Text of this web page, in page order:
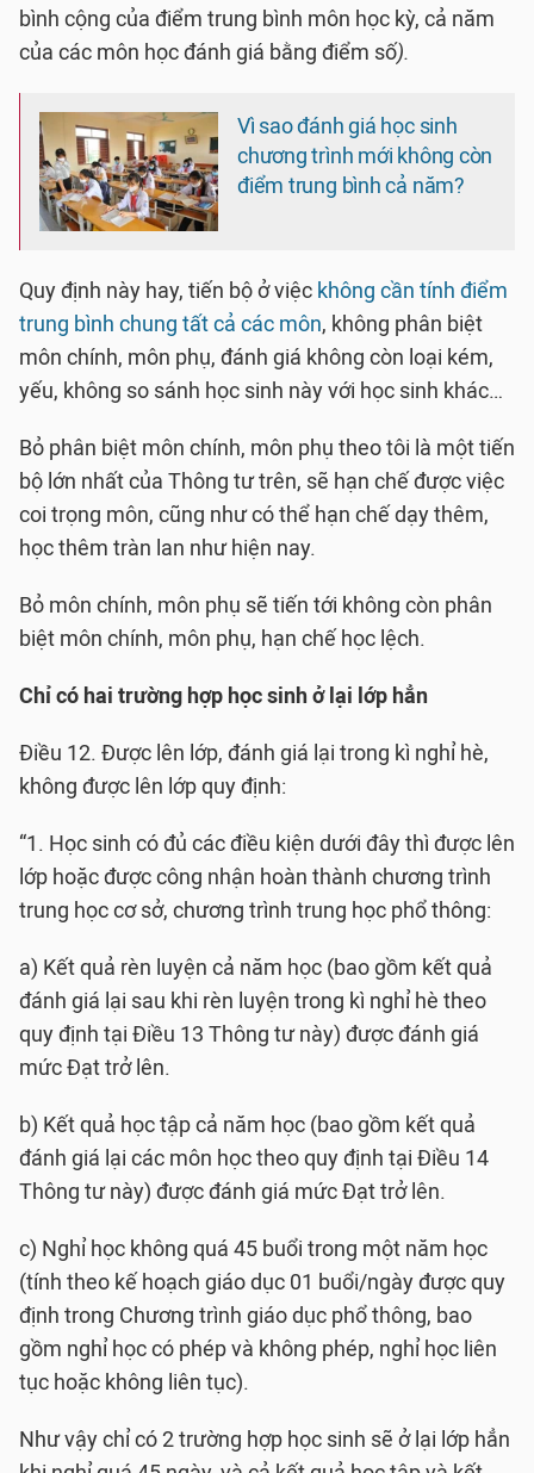
bình cộng của điểm trung bình môn học kỳ, cả năm
của các môn học đánh giá bằng điểm số).
Vì sao đánh giá học sinh
chương trình mới không còn
điểm trung bình cả năm?
Quy định này hay, tiến bộ ở việc không cần tính điểm
trung bình chung tất cả các môn, không phân biệt
môn chính, môn phụ, đánh giá không còn loại kém,
yếu, không so sánh học sinh này với học sinh khác…
Bỏ phân biệt môn chính, môn phụ theo tôi là một tiến
bộ lớn nhất của Thông tư trên, sẽ hạn chế được việc
coi trọng môn, cũng như có thể hạn chế dạy thêm,
học thêm tràn lan như hiện nay.
Bỏ môn chính, môn phụ sẽ tiến tới không còn phân
biệt môn chính, môn phụ, hạn chế học lệch.
Chỉ có hai trường hợp học sinh ở lại lớp hẳn
Điều 12. Được lên lớp, đánh giá lại trong kì nghỉ hè,
không được lên lớp quy định:
“1. Học sinh có đủ các điều kiện dưới đây thì được lên
lớp hoặc được công nhận hoàn thành chương trình
trung học cơ sở, chương trình trung học phổ thông:
a) Kết quả rèn luyện cả năm học (bao gồm kết quả
đánh giá lại sau khi rèn luyện trong kì nghỉ hè theo
quy định tại Điều 13 Thông tư này) được đánh giá
mức Đạt trở lên.
b) Kết quả học tập cả năm học (bao gồm kết quả
đánh giá lại các môn học theo quy định tại Điều 14
Thông tư này) được đánh giá mức Đạt trở lên.
c) Nghỉ học không quá 45 buổi trong một năm học
(tính theo kế hoạch giáo dục 01 buổi/ngày được quy
định trong Chương trình giáo dục phổ thông, bao
gồm nghỉ học có phép và không phép, nghỉ học liên
tục hoặc không liên tục).
Như vậy chỉ có 2 trường hợp học sinh sẽ ở lại lớp hẳn